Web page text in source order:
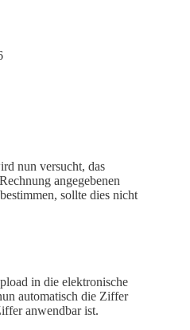
nun versucht, das
angegebenen
sollte dies nicht
in die elektronische
automatisch die Ziffer
anwendbar ist.